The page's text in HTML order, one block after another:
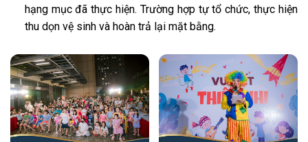
hạng mục đã thực hiện. Trường hợp tự tổ chức, thực hiện
thu dọn vệ sinh và hoàn trả lại mặt bằng.